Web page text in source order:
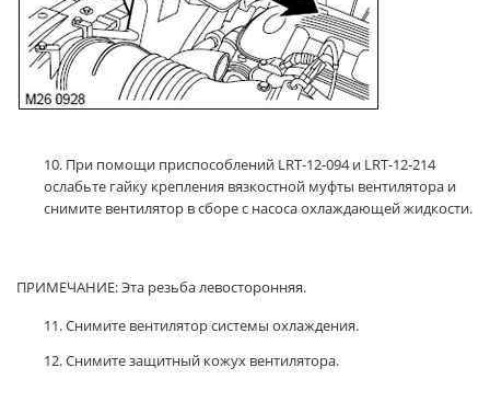
10. При помощи приспособлений LRT-12-094 и LRT-12-214
ослабьте гайку крепления вязкостной муфты вентилятора и
снимите вентилятор в сборе с насоса охлаждающей жидкости.
ПРИМЕЧАНИЕ: Эта резьба левосторонняя.
11. Снимите вентилятор системы охлаждения.
12. Снимите защитный кожух вентилятора.